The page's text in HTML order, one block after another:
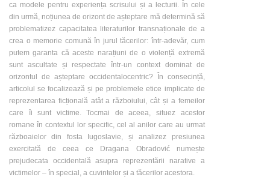
ca modele pentru experiența scrisului și a lecturii. În cele
din urmă, noțiunea de orizont de așteptare mă determină să
problematizez capacitatea literaturilor transnaționale de a
crea o memorie comună în jurul tăcerilor: într-adevăr, cum
putem garanta că aceste narațiuni de o violență extremă
sunt ascultate și respectate într-un context dominat de
orizontul de așteptare occidentalocentric? În consecință,
articolul se focalizează și pe problemele etice implicate de
reprezentarea ficțională atât a războiului, cât și a femeilor
care îi sunt victime. Tocmai de aceea, situez acestor
romane în contextul lor specific, cel al anilor care au urmat
războaielor din fosta Iugoslavie, și analizez presiunea
exercitată de ceea ce Dragana Obradović numește
prejudecata occidentală asupra reprezentării narative a
victimelor – în special, a cuvintelor și a tăcerilor acestora.